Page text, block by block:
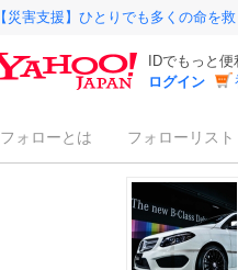
【災害支援】ひとりでも多くの命を
IDでもっと便
ログイン
フォローとは フォローリスト